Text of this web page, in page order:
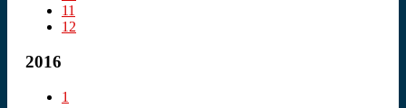
11
12
2016
1